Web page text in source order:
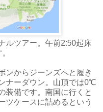
ルツアー。午前2:50起床
ンからジーンズへと履き
ナーダウン。山頂では0℃
装備です。南国に行くと
ツケースに詰めるという